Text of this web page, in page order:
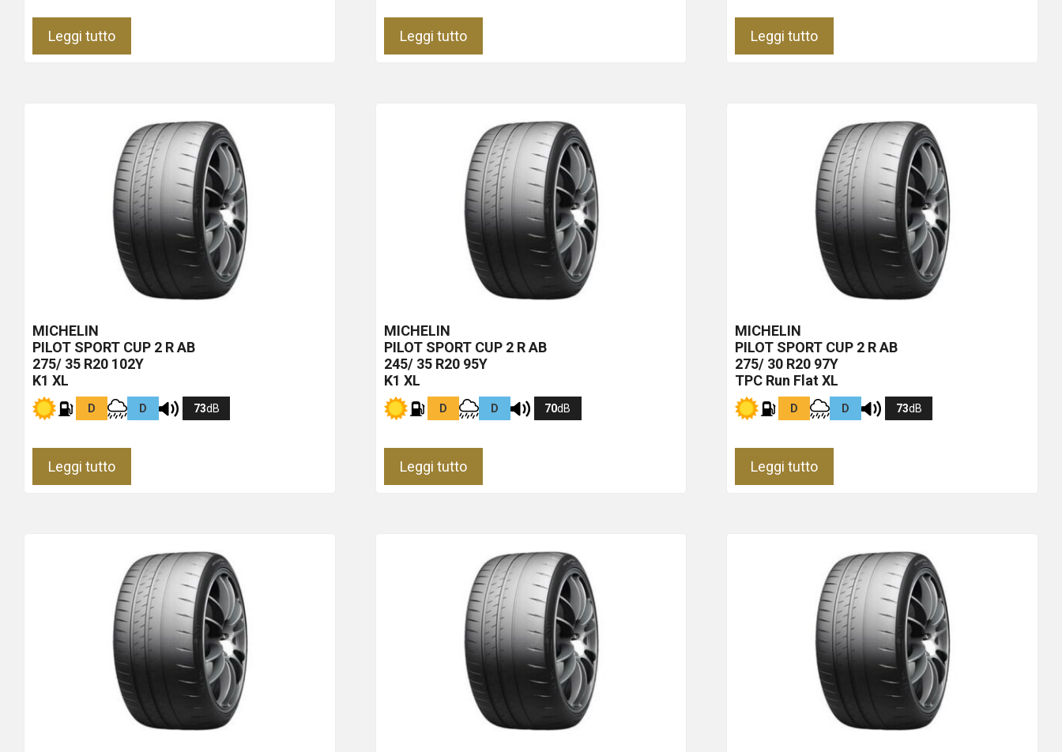
Leggi tutto Leggi tutto Leggi tutto
MICHELIN
PILOT SPORT CUP 2 RAB
275/ 35 R20 102Y
K1 XL
D D 73dB
Leggi tutto
MICHELIN
PILOT SPORT CUP 2 R AB
245/ 35 R20 95Y
K1 XL
D D 70dB
Leggi tutto
MICHELIN
PILOT SPORT CUP 2 R AB
275/ 30 R20 97Y
TPC Run Flat XL
D D 73dB
Leggi tutto